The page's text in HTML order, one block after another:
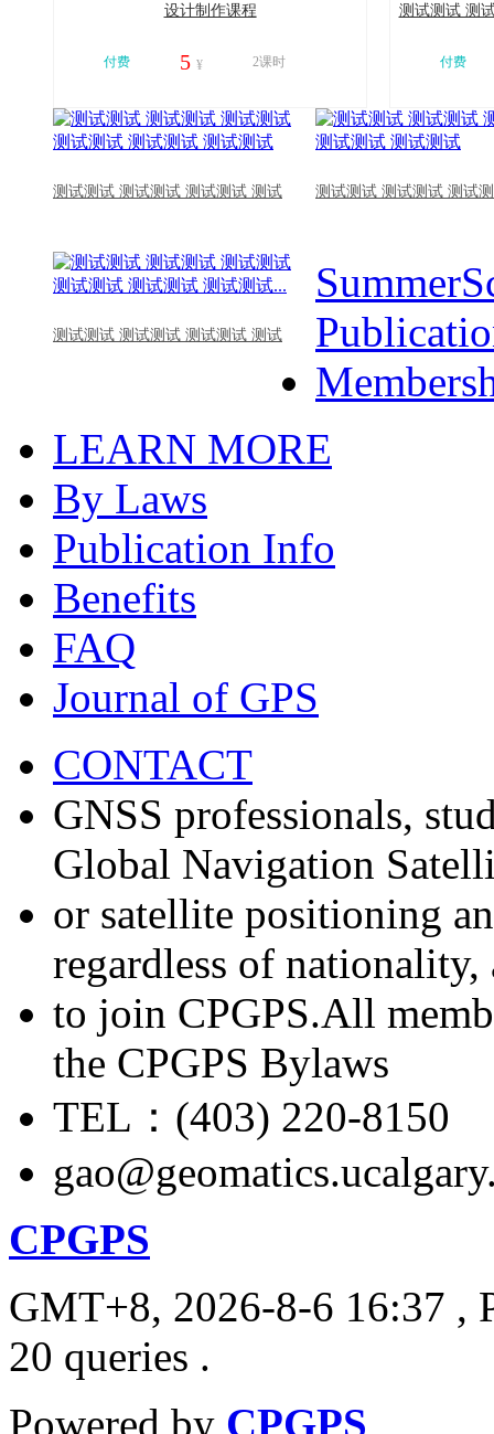
设计制作课程
付费 5 ¥
2课时
测试测试 测
付费
测试测试 测试测试 测试测试 测试 测试测试 测试测试 测试
测试测试 测试测试 测试测试 测试
LEARN MORE
By Laws
Publication Info
Benefits
FAQ
Journal of GPS
CONTACT
GNSS professionals,
Global Navigation
or satellite positioning
regardless of nationality,
to join CPGPS.All
the CPGPS Bylaws
TEL：(403) 220-8150
CPGPS
GMT+8, 2026-8-6 16:37 ,
20 queries .
Powered by CPGPS